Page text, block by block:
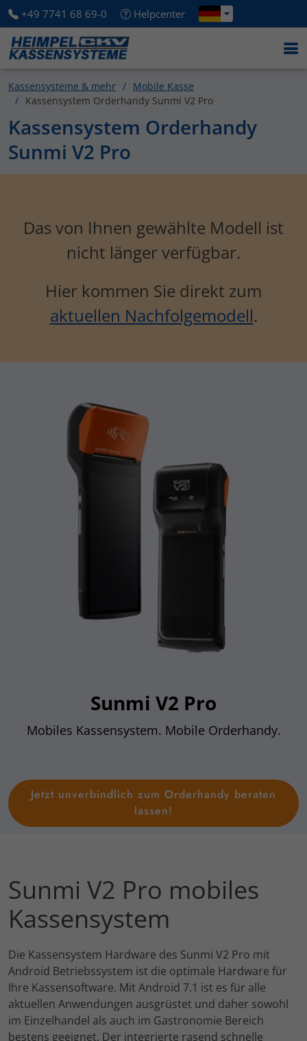
+49 7741 68 69-0 Helpcenter
Kassensysteme & mehr
Mobile Kasse
Kassensystem Orderhandy Sunmi V2 Pro
Kassensystem Orderhandy
Sunmi V2 Pro
Das von Ihnen gewählte Modell ist
nicht länger verfügbar.
Hier kommen Sie direkt zum
aktuellen Nachfolgemodell.
Sunmi V2 Pro
Mobiles Kassensystem. Mobile Orderhandy.
Jetzt unverbindlich zum Orderhandy beraten
lassen!
Sunmi V2 Pro mobiles
Kassensystem
Die Kassensystem Hardware des Sunmi V2 Pro mit
Android Betriebssystem ist die optimale Hardware für
Ihre Kassensoftware. Mit Android 7.1 ist es für alle
aktuellen Anwendungen ausgrüstet und daher sowohl
im Einzelhandel als auch im Gastronomie Bereich
bestens geeignet. Der integrierte rasend schnelle